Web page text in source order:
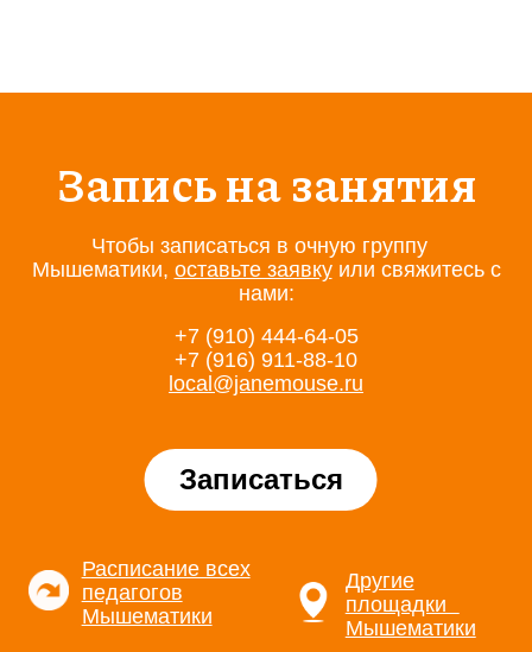
Запись на занятия
Чтобы записаться в очную группу
Мышематики, оставьте заявкуили свяжитесь с
нами:
+7 (910) 444-64-05
+7 (916) 911-88-10
local@janemouse.ru
Записаться
Расписание всех
педагогов
Мышематики
Другие
площадки
Мышематики